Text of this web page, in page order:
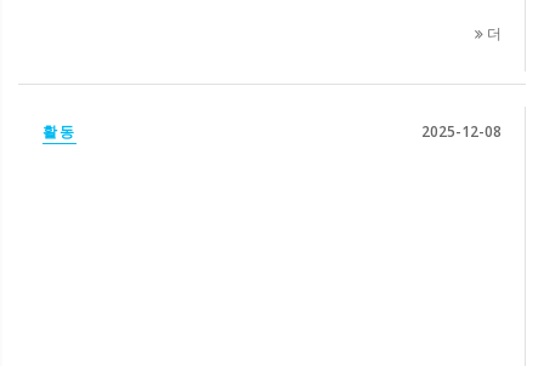
더
활동 2025-12-08